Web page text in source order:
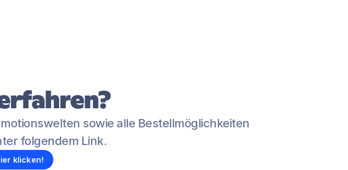
sowie alle Bestellmöglichkeiten
folgendem Link.
klicken!